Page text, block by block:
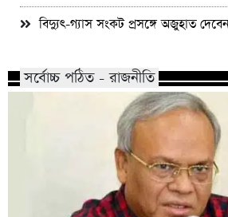
বিদ্যুৎ-গ্যাস সংকট প্রসঙ্গে অজুহাত দেবেন
সর্বোচ্চ পঠিত - রাজনীতি